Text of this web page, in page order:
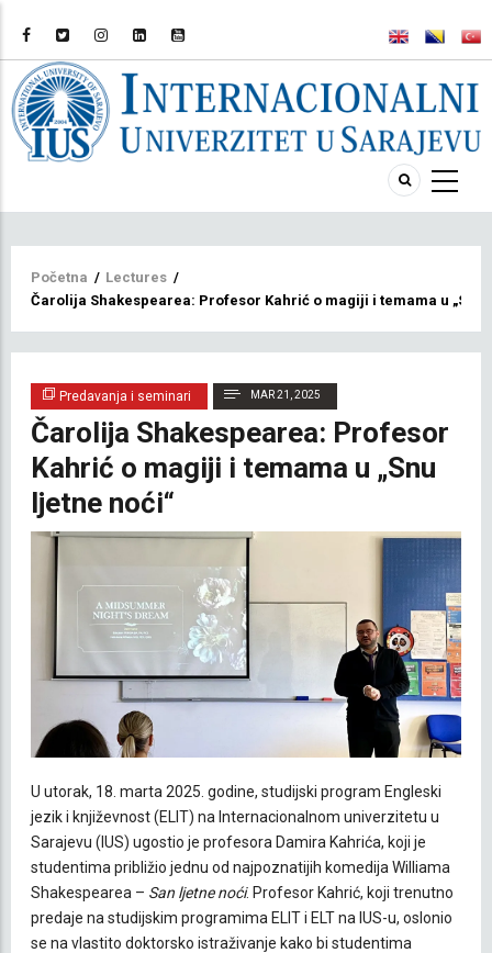
Breadcrumb
Početna / Lectures /
Čarolija Shakespearea: Profesor Kahrić o magiji i temama u „Snu
Predavanja i seminari MAR 21, 2025
Čarolija Shakespearea: Profesor
Kahrić o magiji i temama u „Snu
ljetne noći“
U utorak, 18. marta 2025. godine, studijski program Engleski
jezik i književnost (ELIT) na Internacionalnom univerzitetu u
Sarajevu (IUS) ugostio je profesora Damira Kahrića, koji je
studentima približio jednu od najpoznatijih komedija Williama
Shakespearea – San ljetne noći. Profesor Kahrić, koji trenutno
predaje na studijskim programima ELIT i ELT na IUS-u, oslonio
se na vlastito doktorsko istraživanje kako bi studentima